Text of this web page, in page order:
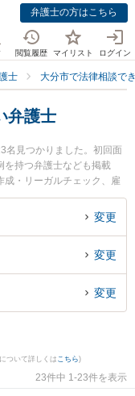
弁護士の方はこちら
閲覧履歴 マイリスト ログイン
士 大分市で法律相談で
弁護士
名見つかりました。初回面
を持つ弁護士なども掲載
・リーガルチェック、雇
み検索もでき便利です。特
弁護士や弁護士法人平山法
今すぐに弁護士に相談し
な近くの弁護士を検索した
る大分市内の弁護士に相
変更
変更
変更
ついて詳しくはこちら)
23件中 1-23件を表示